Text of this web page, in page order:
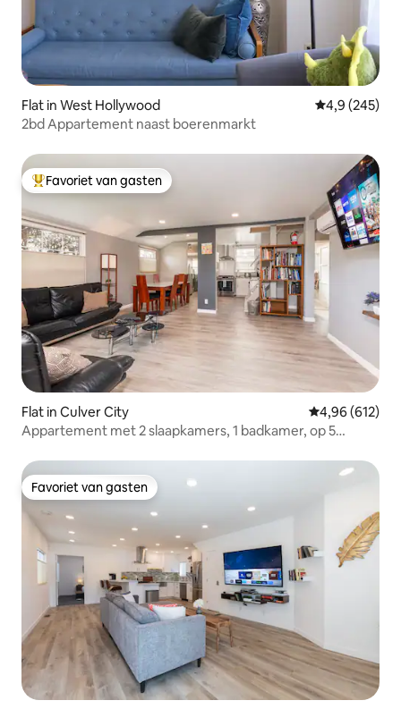
Flat in West Hollywood Gemiddelde
4,9 (245)
2bd Appartement naast boerenmarkt
Topfavoriet van gasten
Favoriet van gasten
Flat in Culver City Gemiddelde
4,96 (612)
Appartement met 2 slaapkamers, 1 badkamer, op 5
Favoriet van gasten
Favoriet van gasten